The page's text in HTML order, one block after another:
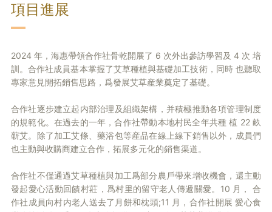
項目進展
2024 年，海惠帶領合作社骨乾開展了 6 次外出參訪學習及 4 次 培
訓。合作社成員基本掌握了艾草種植與基礎加工技術，同時 也聽取
專家意見開拓銷售思路，爲發展艾草産業奠定了基礎。
合作社逐步建立起内部治理及組織架構，并積極推動各項管理制度
的規範化。在過去的一年，合作社帶動本地村民全年共種 植 22 畝
蕲艾。除了加工艾條、藥浴包等産品在線上線下銷售以外，成員們
也主動與收購商建立合作，拓展多元化的銷售渠道。
合作社不僅通過艾草種植與加工爲部分農戶帶來增收機會，還主動
發起愛心活動回饋村莊，爲村里的留守老人傳遞關愛。10 月， 合
作社成員向村内老人送去了月餅和枕頭;11 月，合作社開展 愛心食